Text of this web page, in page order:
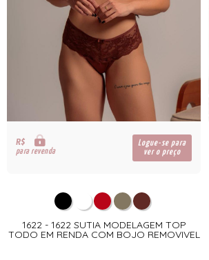
R$
para revenda
Logue-se para
ver o preço
1622 - 1622 SUTIA MODELAGEM TOP
TODO EM RENDA COM BOJO REMOVIVEL